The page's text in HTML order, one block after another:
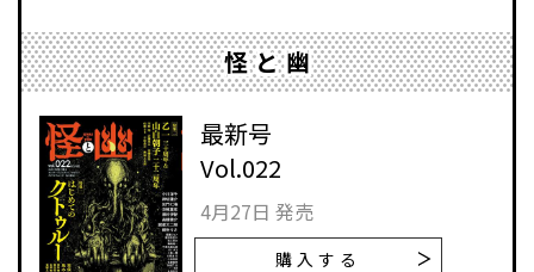
怪と幽
最新号
Vol.022
4月27日 発売
購入する